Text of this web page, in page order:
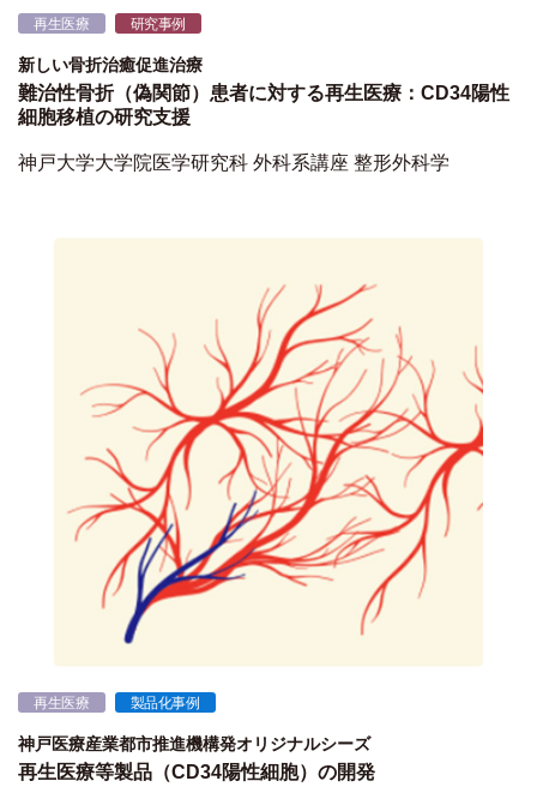
再生医療 研究事例
新しい骨折治癒促進治療
難治性骨折（偽関節）患者に対する再生医療：CD34陽性
細胞移植の研究支援
神戸大学大学院医学研究科 外科系講座 整形外科学
再生医療 製品化事例
神戸医療産業都市推進機構発オリジナルシーズ
再生医療等製品（CD34陽性細胞）の開発